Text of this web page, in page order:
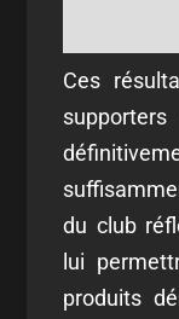
Ces
du club
lui
produits